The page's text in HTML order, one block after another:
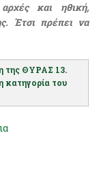
και ηθική,
Έτσι πρέπει να
της ΘΥΡΑΣ 13.
κατηγορία του